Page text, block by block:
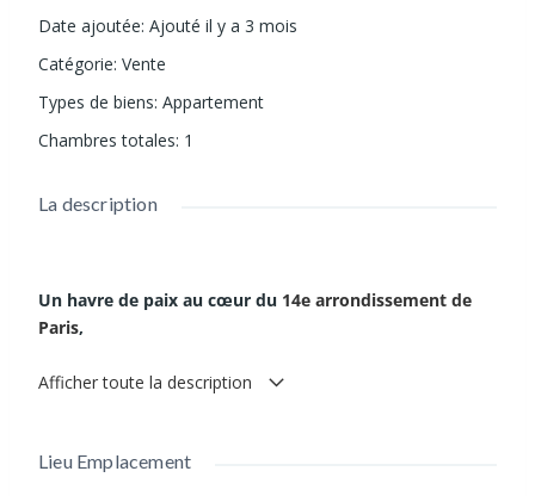
Date ajoutée: Ajouté il y a 3 mois
Catégorie: Vente
Types de biens: Appartement
Chambres totales: 1
La description
Un havre de paix au cœur du 14e arrondissement de
Paris,
Idéalement situé dans la très prisée rue Raymond
cadre de vie exceptionnel. Passez l'ancienne porte cochère
Afficher toute la description
Lieu Emplacement